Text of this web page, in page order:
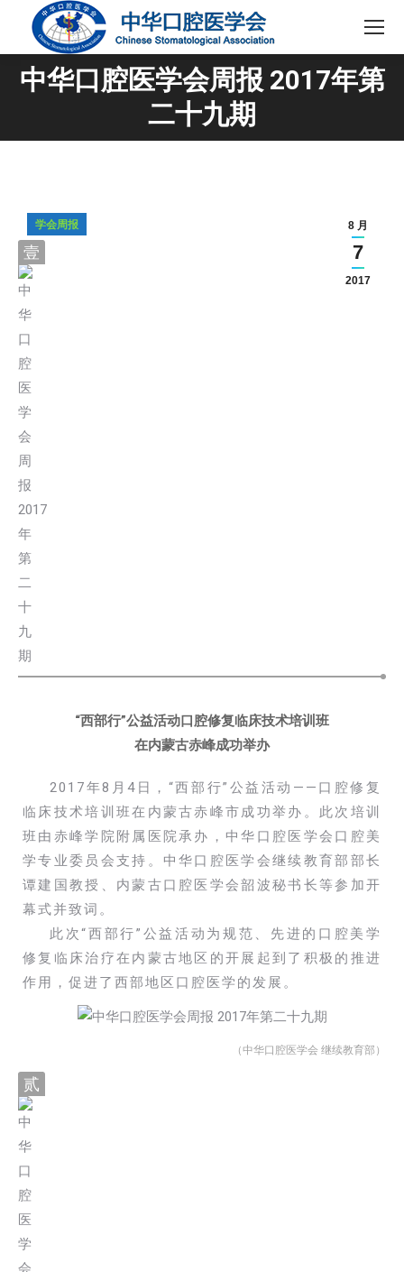
中华口腔医学会周报 2017年第
二十九期
您在这里：
8 月
7
2017
学会周报
壹
“西部行”公益活动口腔修复临床技术培训班
在内蒙古赤峰成功举办
2017年8月4日，“西部行”公益活动——口腔修复
临床技术培训班在内蒙古赤峰市成功举办。此次培训
班由赤峰学院附属医院承办，中华口腔医学会口腔美
学专业委员会支持。中华口腔医学会继续教育部部长
谭建国教授、内蒙古口腔医学会韶波秘书长等参加开
幕式并致词。
此次“西部行”公益活动为规范、先进的口腔美学
修复临床治疗在内蒙古地区的开展起到了积极的推进
作用，促进了西部地区口腔医学的发展。
（中华口腔医学会 继续教育部）
贰